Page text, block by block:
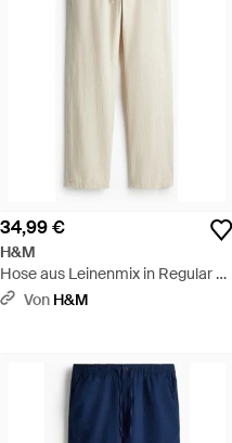
34,99 €
H&M
Hose aus Leinenmix in Regular Fit
- Weiß
Von H&M